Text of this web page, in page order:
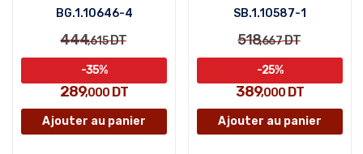
BG.1.10646-4
444,615DT
289,000 DT
-35%
Ajouter au panier
SB.1.10587-1
518,667DT
389,000 DT
-25%
Ajouter au panier